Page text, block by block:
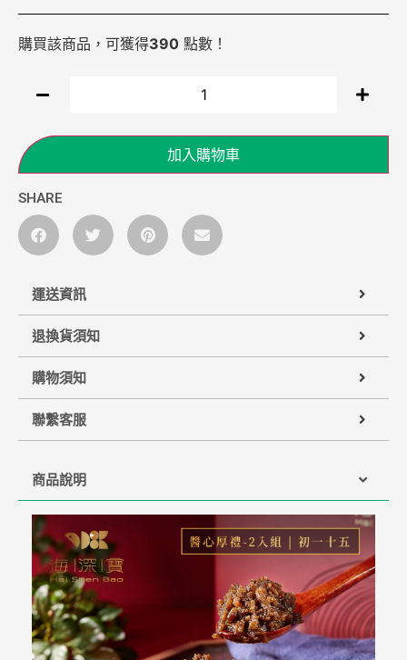
購買該商品，可獲得390 點數！
加入購物車
SHARE
運送資訊
退換貨須知
購物須知
聯繫客服
商品說明